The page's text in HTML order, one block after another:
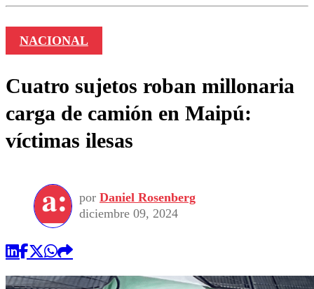
NACIONAL
Cuatro sujetos roban millonaria
carga de camión en Maipú:
víctimas ilesas
por Daniel Rosenberg
diciembre 09, 2024